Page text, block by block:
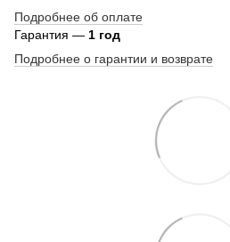
Подробнее об оплате
Гарантия — 1 год
Подробнее о гарантии и возврате